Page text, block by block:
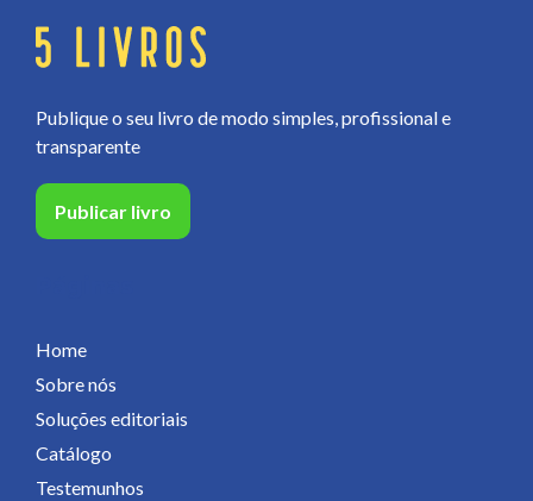
Publique o seu livro de modo simples, profissional e
transparente
Publicar livro
Home
Sobre nós
Soluções editoriais
Catálogo
Testemunhos